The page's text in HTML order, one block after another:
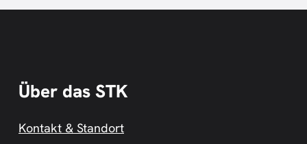
Über das STK
Kontakt & Standort